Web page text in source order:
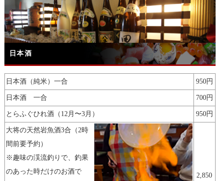
日本酒
日本酒（純米）一合 950円
日本酒 一合 700円
とらふぐひれ酒（12月〜3月） 950円
大将の天然岩魚酒3合（2時
間前要予約）
※趣味の渓流釣りで、釣果
のあった時だけのお酒で
2,850